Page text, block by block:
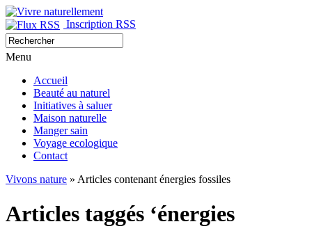
Inscription RSS
Menu
Accueil
Beauté au naturel
Initiatives à saluer
Maison naturelle
Manger sain
Voyage ecologique
Contact
Vivons nature » Articles contenant énergies fossiles
Articles taggés ‘énergies